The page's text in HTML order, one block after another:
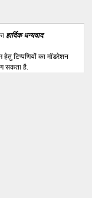
हार्दिक धन्यवाद.
हेतु टिप्पणियों का मॉडरेशन
सकता है.